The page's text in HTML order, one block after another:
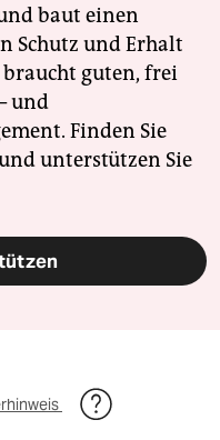
baut einen
Schutz und Erhalt
braucht guten, frei
und
Finden Sie
unterstützen Sie